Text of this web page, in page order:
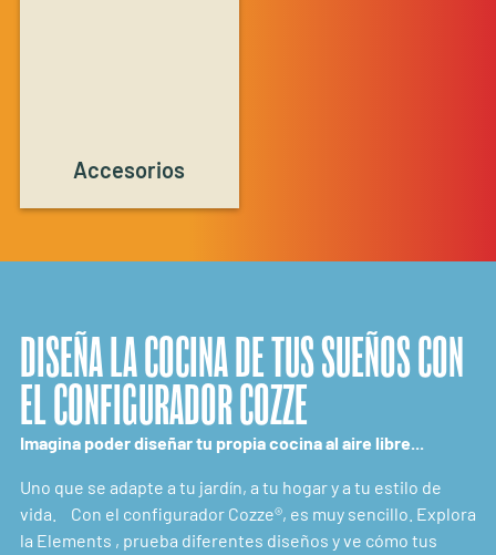
Accesorios
DISEÑA LA COCINA DE TUS SUEÑOS CON
EL CONFIGURADOR COZZE
Imagina poder diseñar tu propia cocina al aire libre...
Uno que se adapte a tu jardín, a tu hogar y a tu estilo de
vida. Con el configurador Cozze®, es muy sencillo. Explora
la Elements , prueba diferentes diseños y ve cómo tus